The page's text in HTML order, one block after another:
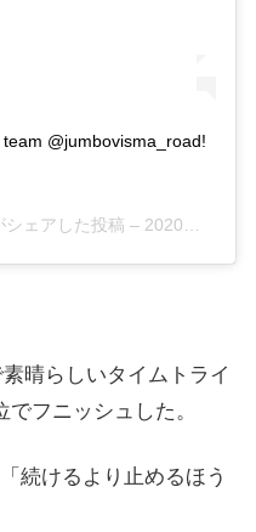
@jumbovisma_road!
ェアした投稿 – 2020年 9月月20日午前2時48分PDT
晴らしいタイムトライ
フニッシュした。
続けるより止めるほう